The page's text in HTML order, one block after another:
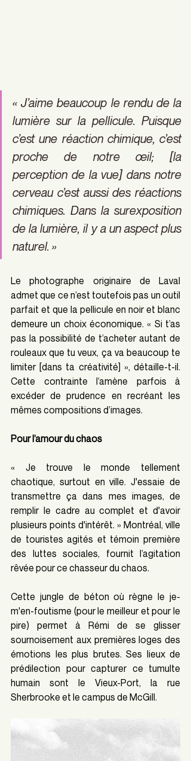
« J’aime beaucoup le rendu de la
lumière sur la pellicule. Puisque
c’est une réaction chimique, c’est
proche de notre œil; [la
perception de la vue] dans notre
cerveau c’est aussi des réactions
chimiques. Dans la surexposition
de la lumière, il y a un aspect plus
naturel. »
Le photographe originaire de Laval
admet que ce n’est toutefois pas un outil
parfait et que la pellicule en noir et blanc
demeure un choix économique. « Si t’as
pas la possibilité de t’acheter autant de
rouleaux que tu veux, ça va beaucoup te
limiter [dans ta créativité] », détaille-t-il.
Cette contrainte l’amène parfois à
excéder de prudence en recréant les
mêmes compositions d’images.
Pour l’amour du chaos
« Je trouve le monde tellement
chaotique, surtout en ville. J'essaie de
transmettre ça dans mes images, de
remplir le cadre au complet et d'avoir
plusieurs points d'intérêt. » Montréal, ville
de touristes agités et témoin première
des luttes sociales, fournit l’agitation
rêvée pour ce chasseur du chaos.
Cette jungle de béton où règne le je-
m'en-foutisme (pour le meilleur et pour le
pire) permet à Rémi de se glisser
sournoisement aux premières loges des
émotions les plus brutes. Ses lieux de
prédilection pour capturer ce tumulte
humain sont le Vieux-Port, la rue
Sherbrooke et le campus de McGill.